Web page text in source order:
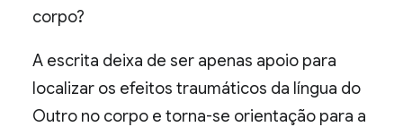
corpo?
A escrita deixa de ser apenas apoio para
localizar os efeitos traumáticos da língua do
Outro no corpo e torna-se orientação para a